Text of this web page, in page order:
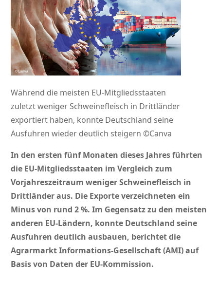
Während die meisten EU-Mitgliedsstaaten
zuletzt weniger Schweinefleisch in Drittländer
exportiert haben, konnte Deutschland seine
Ausfuhren wieder deutlich steigern ©Canva
In den ersten fünf Monaten dieses Jahres führten
die EU-Mitgliedsstaaten im Vergleich zum
Vorjahreszeitraum weniger Schweinefleisch in
Drittländer aus. Die Exporte verzeichneten ein
Minus von rund 2 %. Im Gegensatz zu den meisten
anderen EU-Ländern, konnte Deutschland seine
Ausfuhren deutlich ausbauen, berichtet die
Agrarmarkt Informations-Gesellschaft (AMI) auf
Basis von Daten der EU-Kommission.